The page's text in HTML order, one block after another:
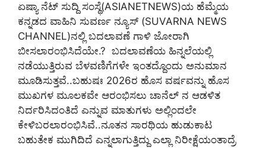
ಏಷ್ಯಾ ನೆಟ್‌ ಸುದ್ದಿ ಸಂಸ್ಥೆ(ASIANETNEWS)ಯ ಹೆಮ್ಮೆಯ
ಕನ್ನಡದ ವಾಹಿನಿ ಸುವರ್ಣ ನ್ಯೂಸ್‌ (SUVARNA NEWS
CHANNEL)ನಲ್ಲಿ ಬದಲಾವಣೆ ಗಾಳಿ ಜೋರಾಗಿ
ಬೀಸಲಾರಂಭಿಸಿದೆಯೇ.? ಬದಲಾವಣೆಯ ಹಿನ್ನಲೆಯಲ್ಲಿ
ನಡೆಯುತ್ತಿರುವ ಬೆಳವಣಿಗೆಗಳೇ ಇಂತದ್ದೊಂದು ಅನುಮಾನ
ಮೂಡಿಸುತ್ತವೆ..ಬಹುಷಃ 2026ರ ಹೊಸ ವರ್ಷವನ್ನು ಹೊಸ
ಮುಖಗಳ ಮೂಲಕವೇ ಆರಂಭಿಸಲು ಚಾನೆಲ್‌ ನ ಆಡಳಿತ
ನಿರ್ದರಿಸಿದಂತಿದೆ ಎನ್ನುವ ಮಾತುಗಳು ಅಲ್ಲಿಂದಲೇ
ಕೇಳಿಬರಲಾರಂಭಿಸಿವೆ..ನೂತನ ಸಾರಥಿಯ ಹುಡುಕಾಟ
ಬಹುತೇಕ ಮುಗಿದಿದೆ ಎನ್ನಲಾಗುತ್ತಿದ್ದು ಎಲ್ಲಾ ನಿರೀಕ್ಷೆಯಂತಾದ್ರೆ